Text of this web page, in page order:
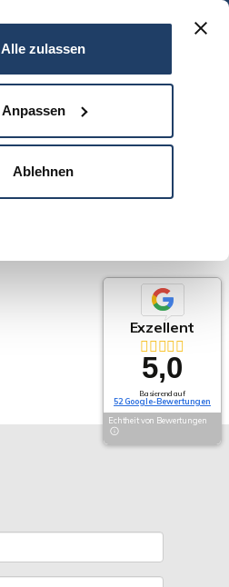
Alle zulassen
Anpassen
Ablehnen
Exzellent
5,0
Basierend auf
52 Google-Bewertungen
Echtheit von Bewertungen